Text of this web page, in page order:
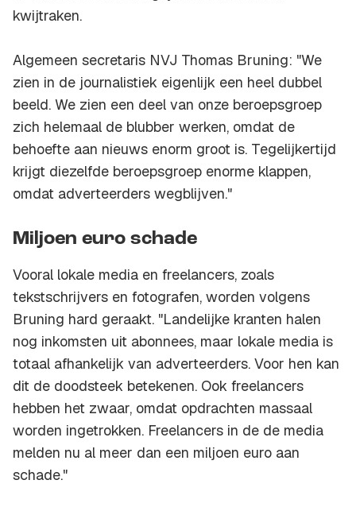
kwijtraken.
Algemeen secretaris NVJ Thomas Bruning: "We
zien in de journalistiek eigenlijk een heel dubbel
beeld. We zien een deel van onze beroepsgroep
zich helemaal de blubber werken, omdat de
behoefte aan nieuws enorm groot is. Tegelijkertijd
krijgt diezelfde beroepsgroep enorme klappen,
omdat adverteerders wegblijven."
Miljoen euro schade
Vooral lokale media en freelancers, zoals
tekstschrijvers en fotografen, worden volgens
Bruning hard geraakt. "Landelijke kranten halen
nog inkomsten uit abonnees, maar lokale media is
totaal afhankelijk van adverteerders. Voor hen kan
dit de doodsteek betekenen. Ook freelancers
hebben het zwaar, omdat opdrachten massaal
worden ingetrokken. Freelancers in de de media
melden nu al meer dan een miljoen euro aan
schade."